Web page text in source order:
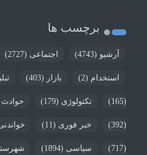
برچسب ها
آرشیو (4743) اجتماعی (2727)
استخدام (2) بازار (403)
(165) تکنولوژی (179) حوادث
(392) خبر فوری (11)
(717) سیاسی (1894)